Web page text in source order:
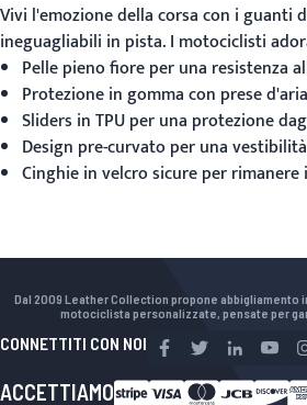
Vivi l'emozione della corsa con i guanti
ineguagliabili in pista. I motociclisti
Pelle pieno fiore per una resistenza
Protezione in gomma con prese
Sliders in TPU per una protezione
Design pre-curvato per una
Cinghie in velcro sicure per
Dal 2009 Leather Collection propone abbigliamento
motociclista personalizzate, pensate per
CONNETTITI CON NOI
ACCETTIAMO